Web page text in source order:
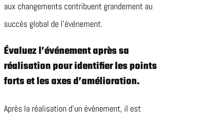
aux changements contribuent grandement au
succès global de l’événement.
Évaluez l’événement après sa
réalisation pour identifier les points
forts et les axes d’amélioration.
Après la réalisation d’un événement, il est